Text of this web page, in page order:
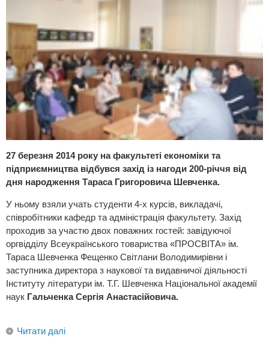
27 березня 2014 року на факультеті економіки та
підприємництва відбувся захід із нагоди 200-річчя від
дня народження Тараса Григоровича Шевченка.
У ньому взяли учать студенти 4-х курсів, викладачі,
співробітники кафедр та адміністрація факультету. Захід
проходив за участю двох поважних гостей: завідуючої
оргвідділу Всеукраїнського товариства «ПРОСВІТА» ім.
Тараса Шевченка Фещенко Світлани Володимирівни і
заступника директора з наукової та видавничої діяльності
Інституту літератури ім. Т.Г. Шевченка Національної академії
наук Гальченка Сергія Анастасійовича.
Читати далі